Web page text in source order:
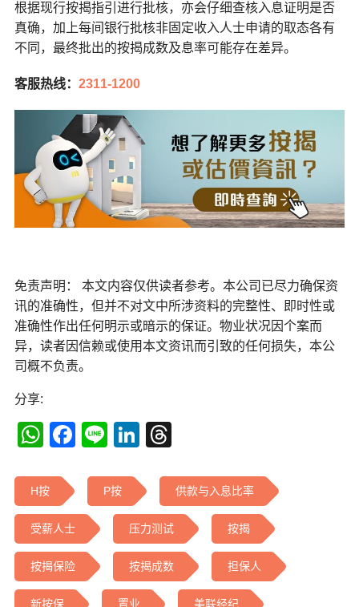
根据现行按揭指引进行批核，亦会仔细查核入息证明是否
真确，加上每间银行批核非固定收入人士申请的取态各有
不同，最终批出的按揭成数及息率可能存在差异。
客服热线： 2311-1200
免责声明： 本文内容仅供读者参考。本公司已尽力确保资
讯的准确性，但并不对文中所涉资料的完整性、即时性或
准确性作出任何明示或暗示的保证。物业状况因个案而
异，读者因信赖或使用本文资讯而引致的任何损失，本公
司概不负责。
分享:
WhatsApp
Facebook
LineLinkedIn
H按 P按 供款与入息比率
受薪人士 压力测试 按揭
按揭保险 按揭成数 担保人
新按保 置业 美联经纪